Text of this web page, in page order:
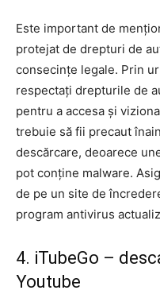
Este important de
protejat de drepturi de
consecințe legale. Prin
respectați drepturile de
pentru a accesa și
trebuie să fii precaut
descărcare, deoarece
pot conține malware.
de pe un site de
program antivirus
4. iTubeGo –
Youtube